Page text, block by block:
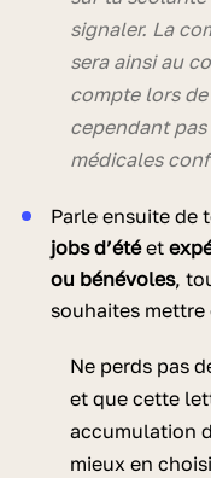
signaler. La
sera ainsi au
compte lors de
cependant
médicales
Parle ensuite de
jobs d’étéet
ou bénévoles,
souhaites mettre
Ne perds pas
et que cette
accumulation
mieux en